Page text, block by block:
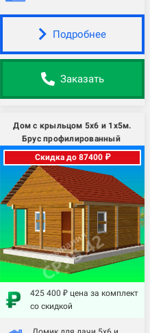
Подробнее
Заказать
Дом с крыльцом 5х6 и 1х5м.
Брус профилированный
Скидка до 87400 ₽
425 400 ₽ цена за комплект
со скидкой